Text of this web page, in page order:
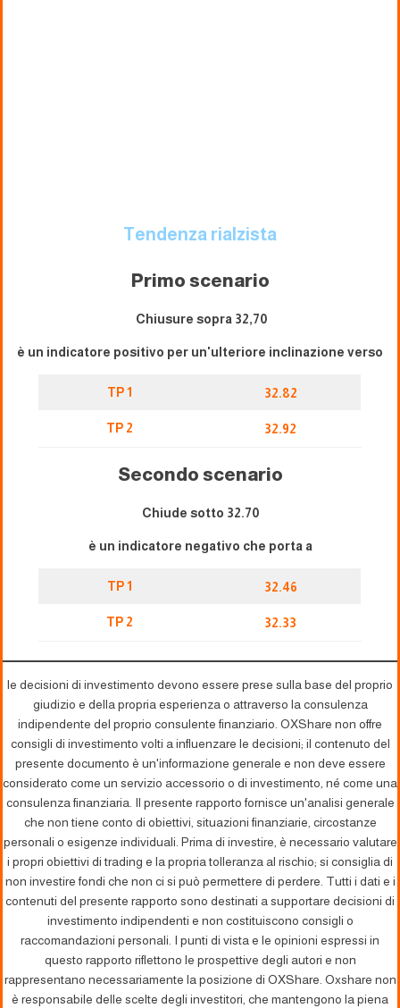
Tendenza rialzista
Primo scenario
Chiusure sopra 32,70
è un indicatore positivo per un'ulteriore inclinazione verso
TP 1 32.82
TP 2 32.92
Secondo scenario
Chiude sotto 32.70
è un indicatore negativo che porta a
TP 1 32.46
TP 2 32.33
le decisioni di investimento devono essere prese sulla base del proprio
giudizio e della propria esperienza o attraverso la consulenza
indipendente del proprio consulente finanziario. OXShare non offre
consigli di investimento volti a influenzare le decisioni; il contenuto del
presente documento è un'informazione generale e non deve essere
considerato come un servizio accessorio o di investimento, né come una
consulenza finanziaria. Il presente rapporto fornisce un'analisi generale
che non tiene conto di obiettivi, situazioni finanziarie, circostanze
personali o esigenze individuali. Prima di investire, è necessario valutare
i propri obiettivi di trading e la propria tolleranza al rischio; si consiglia di
non investire fondi che non ci si può permettere di perdere. Tutti i dati e i
contenuti del presente rapporto sono destinati a supportare decisioni di
investimento indipendenti e non costituiscono consigli o
raccomandazioni personali. I punti di vista e le opinioni espressi in
questo rapporto riflettono le prospettive degli autori e non
rappresentano necessariamente la posizione di OXShare. Oxshare non
è responsabile delle scelte degli investitori, che mantengono la piena